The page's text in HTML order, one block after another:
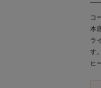
コ
本
ラ
す。
ヒ